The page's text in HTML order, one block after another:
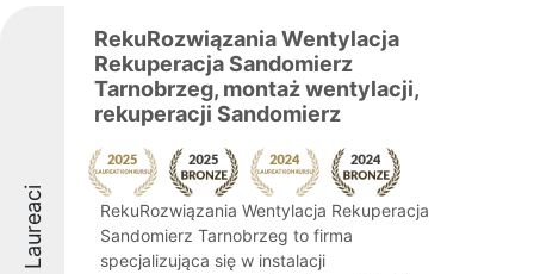
Laureaci
RekuRozwiązania Wentylacja
Rekuperacja Sandomierz
Tarnobrzeg, montaż wentylacji,
rekuperacji Sandomierz
RekuRozwiązania Wentylacja Rekuperacja
Sandomierz Tarnobrzeg to firma
specjalizująca się w instalacji